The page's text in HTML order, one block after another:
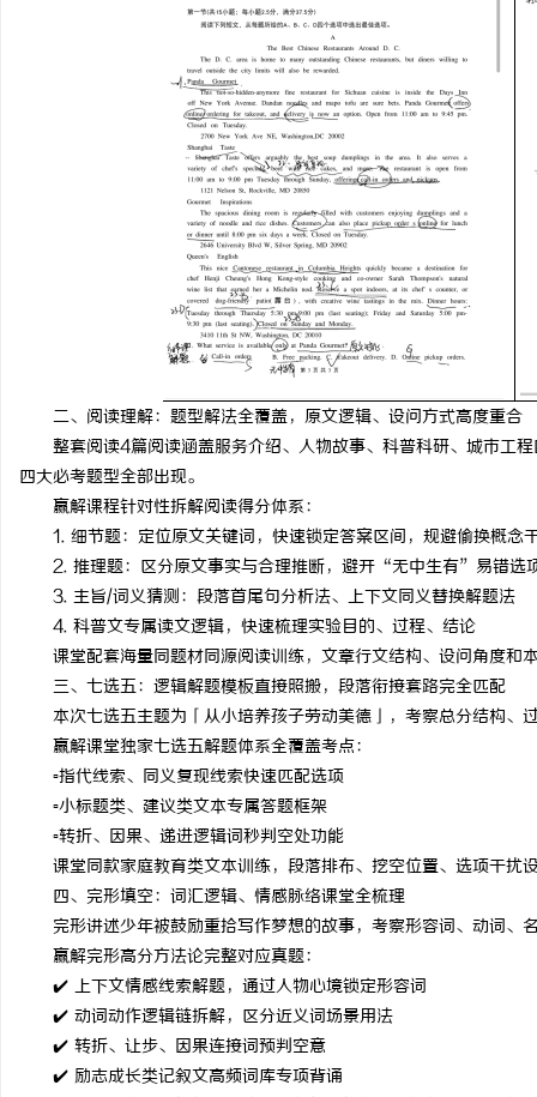
二、阅读理解：题型解法全覆盖，原文逻辑、设问方式高度重合
整套阅读4篇阅读涵盖服务介绍、人物故事、科普科研、城市工
四大必考题型全部出现。
赢解课程针对性拆解阅读得分体系：
1. 细节题：定位原文关键词，快速锁定答案区间，规避偷换概念
2. 推理题：区分原文事实与合理推断，避开“无中生有”易错选
3. 主旨/词义猜测：段落首尾句分析法、上下文同义替换解题法
4. 科普文专属读文逻辑，快速梳理实验目的、过程、结论
课堂配套海量同题材同源阅读训练，文章行文结构、设问角度
三、七选五：逻辑解题模板直接照搬，段落衔接套路完全匹配
本次七选五主题为「从小培养孩子劳动美德」，考察总分结构、
赢解课堂独家七选五解题体系全覆盖考点：
▫️指代线索、同义复现线索快速匹配选项
▫️小标题类、建议类文本专属答题框架
▫️转折、因果、递进逻辑词秒判空处功能
课堂同款家庭教育类文本训练，段落排布、挖空位置、选项干扰
四、完形填空：词汇逻辑、情感脉络课堂全梳理
完形讲述少年被鼓励重拾写作梦想的故事，考察形容词、动词、
赢解完形高分方法论完整对应真题：
✔️ 上下文情感线索解题，通过人物心境锁定形容词
✔️ 动词动作逻辑链拆解，区分近义词场景用法
✔️ 转折、让步、因果连接词预判空意
✔️ 励志成长类记叙文高频词库专项背诵